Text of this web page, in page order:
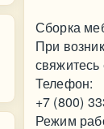
Сборка
При
Телефон:
+7 (800)
Режим